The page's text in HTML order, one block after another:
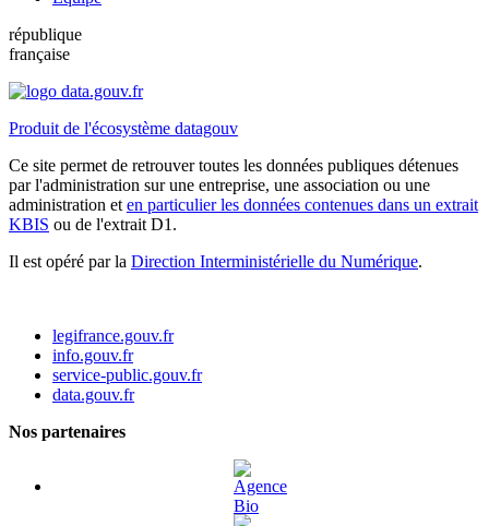
république
française
Produit de l'écosystème datagouv
Ce site permet de retrouver toutes les données publiques détenues
par l'administration sur une entreprise, une association ou une
administration et en particulier les données contenues dans un extrait
KBIS ou de l'extrait D1.
Il est opéré par la Direction Interministérielle du Numérique.
legifrance.gouv.fr
info.gouv.fr
service-public.gouv.fr
data.gouv.fr
Nos partenaires